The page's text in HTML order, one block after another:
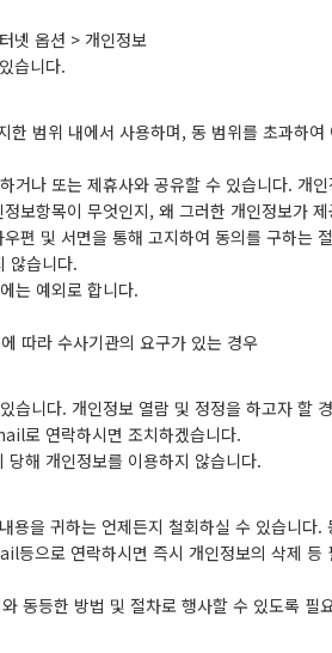
넷 옵션 > 개인정보
습니다.
범위 내에서 사용하며, 동 범위를 초과하여
거나 또는 제휴사와 공유할 수 있습니다. 개
보항목이 무엇인지, 왜 그러한 개인정보가
편 및 서면을 통해 고지하여 동의를 구하는
않습니다.
는 예외로 합니다.
따라 수사기관의 요구가 있는 경우
습니다. 개인정보 열람 및 정정을 하고자 할
로 연락하시면 조치하겠습니다.
해 개인정보를 이용하지 않습니다.
을 귀하는 언제든지 철회하실 수 있습니다.
으로 연락하시면 즉시 개인정보의 삭제 등
동등한 방법 및 절차로 행사할 수 있도록 필